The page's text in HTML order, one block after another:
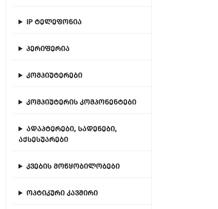
IP ტელეფონია
პერიფერია
კომპიუტერები
კომპიუტერის კომპონენტები
ადაპტერები, სადენები,
აქსესუარები
კვების მოწყობილობები
ოპტიკური კავშირი